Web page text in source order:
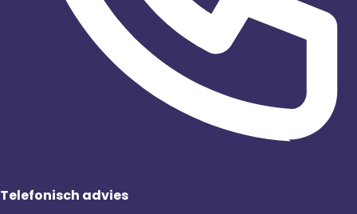
Telefonisch advies